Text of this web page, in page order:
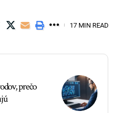
17 MIN READ
prečo